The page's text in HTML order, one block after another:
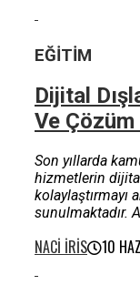
EĞITIM
Dijital
Ve Çözüm
Son yıllarda
hizmetlerin
kolaylaştırmayı
sunulmaktadır.
NACI İRIS 10